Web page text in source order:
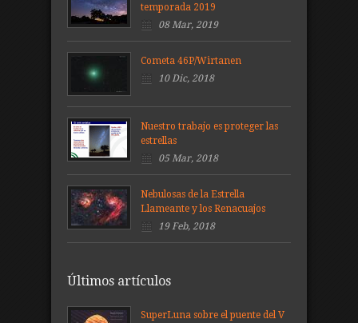
temporada 2019
08 Mar, 2019
Cometa 46P/Wirtanen
10 Dic, 2018
Nuestro trabajo es proteger las
estrellas
05 Mar, 2018
Nebulosas de la Estrella
Llameante y los Renacuajos
19 Feb, 2018
Últimos artículos
SuperLuna sobre el puente del V